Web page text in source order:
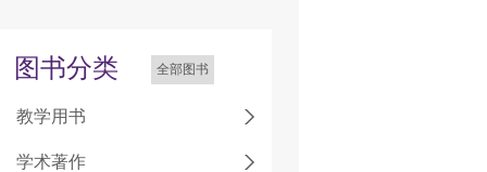
图书分类 全部图书
教学用书
学术著作